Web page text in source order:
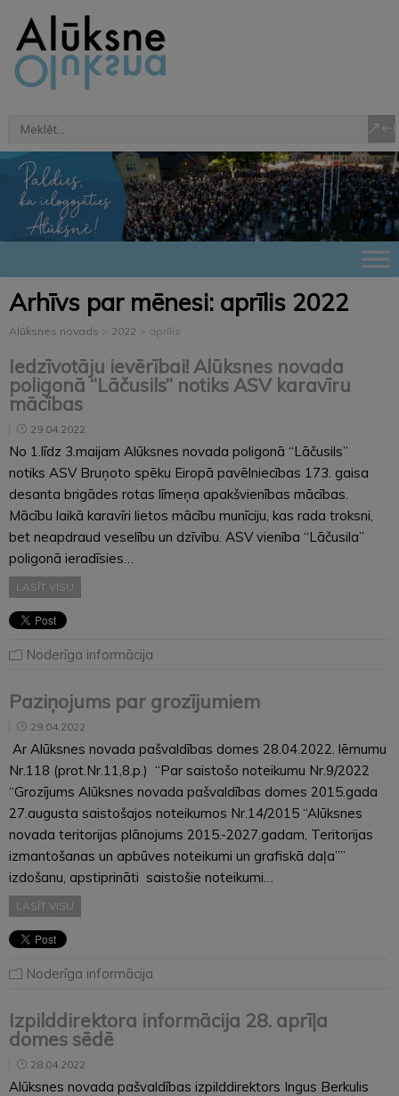
Arhīvs par mēnesi: aprīlis 2022
Alūksnes novads > 2022 > aprīlis
Iedzīvotāju ievērībai! Alūksnes novada
poligonā “Lāčusils” notiks ASV karavīru
mācības
29.04.2022
No 1.līdz 3.maijam Alūksnes novada poligonā “Lāčusils”
notiks ASV Bruņoto spēku Eiropā pavēlniecības 173. gaisa
desanta brigādes rotas līmeņa apakšvienības mācības.
Mācību laikā karavīri lietos mācību munīciju, kas rada troksni,
bet neapdraud veselību un dzīvību. ASV vienība “Lāčusila”
poligonā ieradīsies…
LASĪT VISU
Noderīga informācija
Paziņojums par grozījumiem
29.04.2022
Ar Alūksnes novada pašvaldības domes 28.04.2022. lēmumu
Nr.118 (prot.Nr.11,8.p.) “Par saistošo noteikumu Nr.9/2022
“Grozījums Alūksnes novada pašvaldības domes 2015.gada
27.augusta saistošajos noteikumos Nr.14/2015 “Alūksnes
novada teritorijas plānojums 2015.-2027.gadam, Teritorijas
izmantošanas un apbūves noteikumi un grafiskā daļa””
izdošanu, apstiprināti saistošie noteikumi…
LASĪT VISU
Noderīga informācija
Izpilddirektora informācija 28. aprīļa
domes sēdē
28.04.2022
Alūksnes novada pašvaldības izpilddirektors Ingus Berkulis